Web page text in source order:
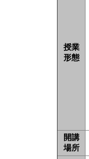
授業
形態
開講
場所